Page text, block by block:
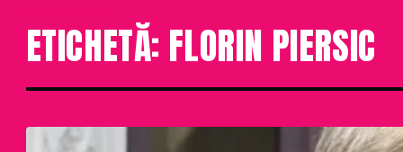
ETICHETĂ: FLORIN PIERSIC